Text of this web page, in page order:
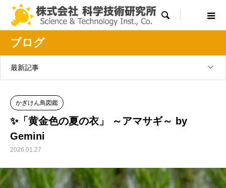

ブログ
最新記事
かぎけん鳥図鑑
✨「黄金色の夏の衣」 ～アマサギ～ by
Gemini
2026.01.27